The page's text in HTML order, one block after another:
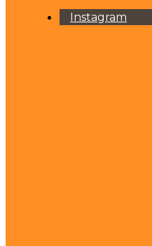
Instagram